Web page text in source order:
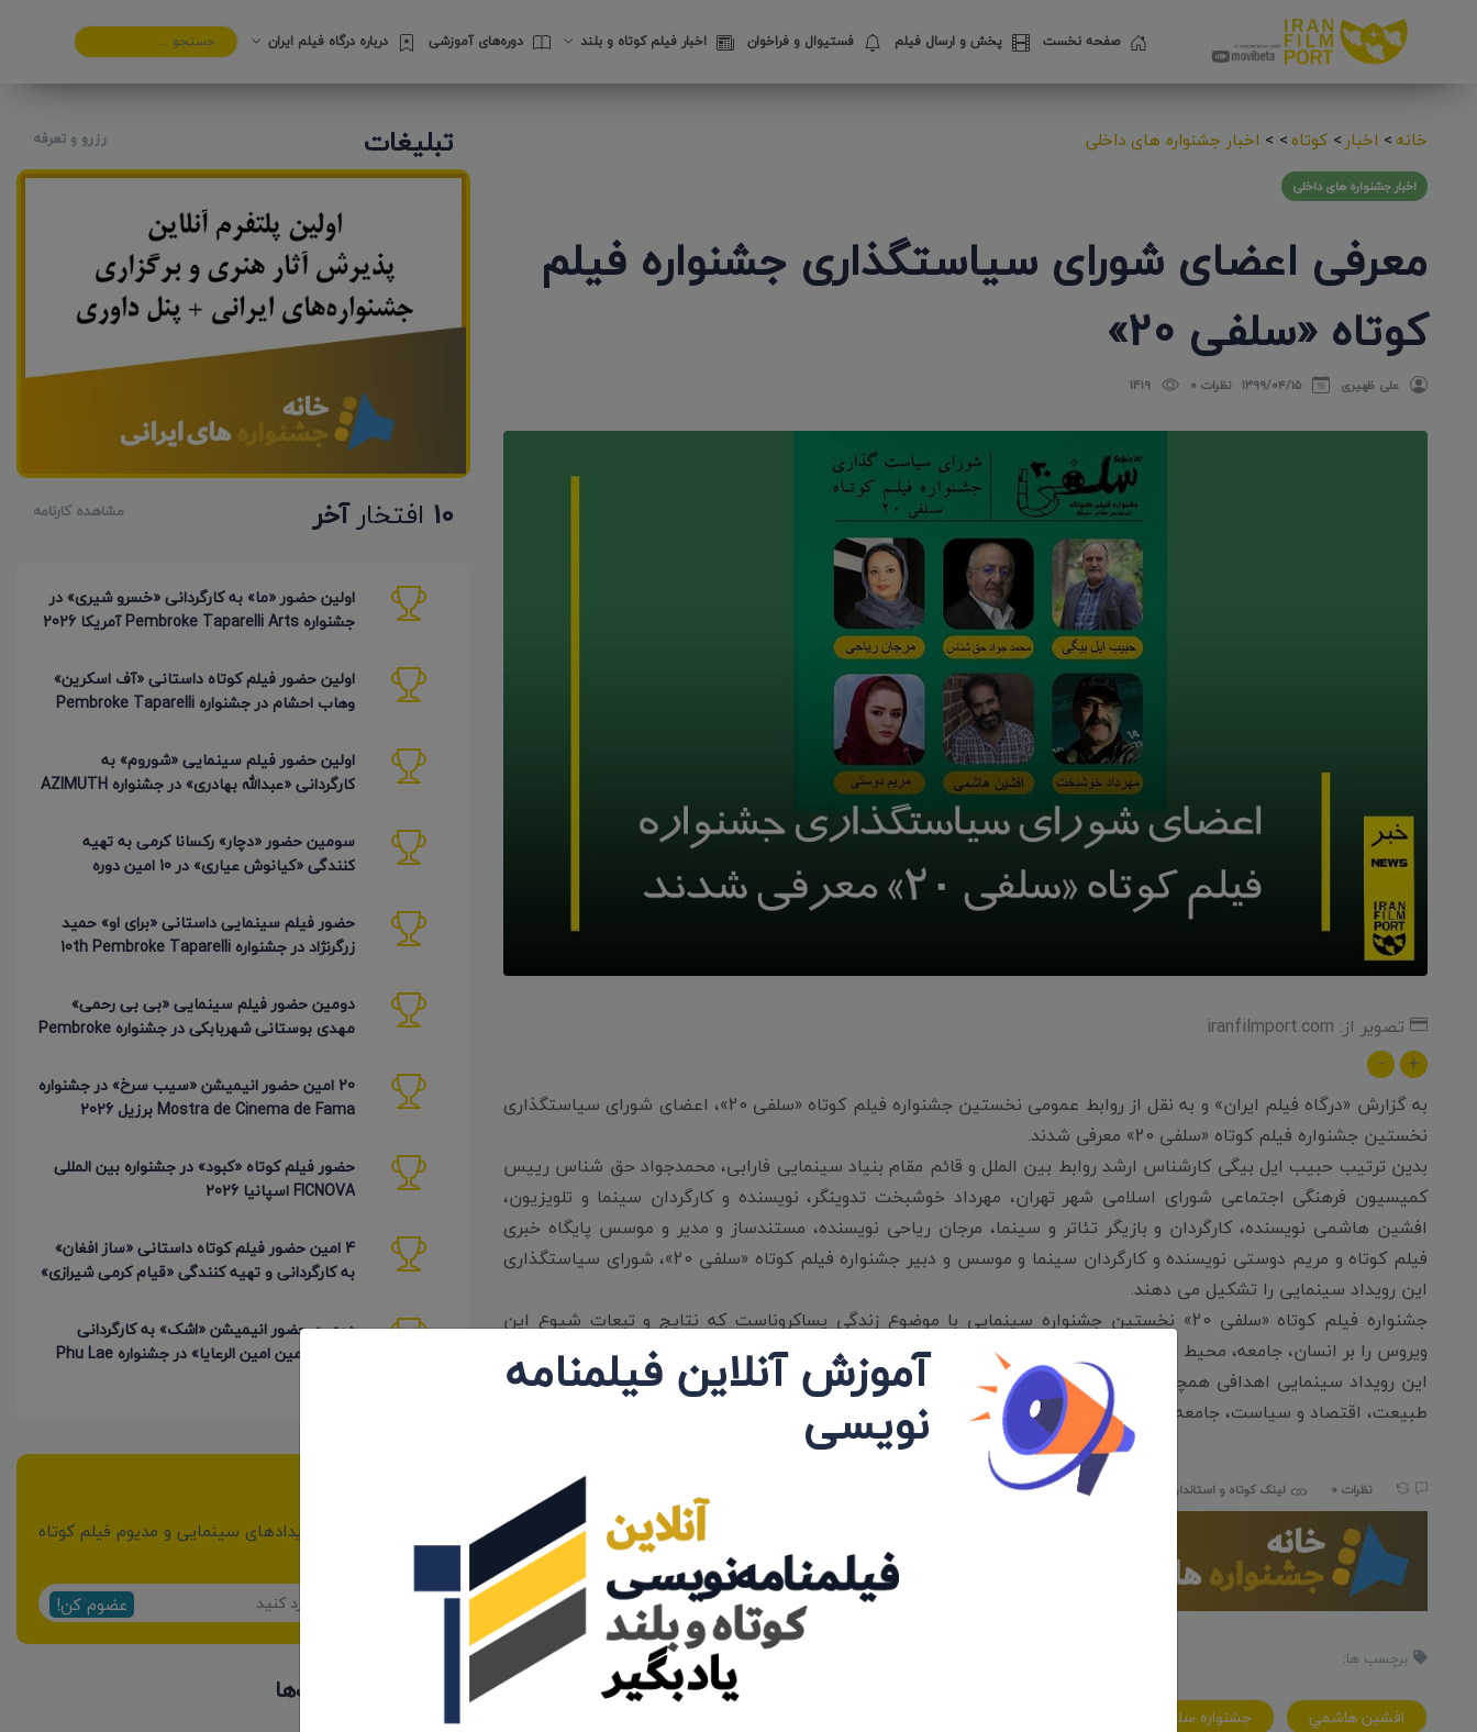
صفحه نخست پخش و ارسال فیلم فستیوال‌ و فراخوان اخبار فیلم کوتاه و بلند دوره‌های آموزشی درباره درگاه فیلم ایران
خانه> اخبار > کوتاه>
> اخبار جشنواره های داخلی
اخبار جشنواره های داخلی
معرفی اعضای شورای سیاستگذاری جشنواره فیلم
کوتاه «سلفی 20»
علی ظهیری ۱۳۹۹/۰۴/۱۵ نظرات 0 1419
تصویر از: iranfilmport.com
+
-
به گزارش «درگاه فیلم ایران» و به نقل از روابط عمومی نخستین جشنواره فیلم کوتاه «سلفی 20»، اعضای شورای سیاستگذاری
نخستین جشنواره فیلم کوتاه «سلفی 20» معرفی شدند.
بدین ترتیب حبیب ایل بیگی کارشناس ارشد روابط بین الملل و قائم مقام بنیاد سینمایی فارابی، محمدجواد حق شناس رییس
کمیسیون فرهنگی اجتماعی شورای اسلامی شهر تهران، مهرداد خوشبخت تدوینگر، نویسنده و کارگردان سینما و تلویزیون،
افشین هاشمی نویسنده، کارگردان و بازیگر تئاتر و سینما، مرجان ریاحی نویسنده، مستندساز و مدیر و موسس پایگاه خبری
فیلم کوتاه و مریم دوستی نویسنده و کارگردان سینما و موسس و دبیر جشنواره فیلم کوتاه «سلفی 20»، شورای سیاستگذاری
این رویداد سینمایی را تشکیل می دهند.
جشنواره فیلم کوتاه «سلفی 20» نخستین جشنواره سینمایی با موضوع زندگی پساکروناست که نتایج و تبعات شیوع این
ویروس را بر انسان، جامعه، محیط زیست، سیاست، اقتصاد و … بررسی می‌کند.
این رویداد سینمایی اهدافی همچون واقع‌نمایی و تاثیرات مثبت و منفی شیوع و اپیدمی ویروس کرونا بر شیوه زیست مردم،
طبیعت، اقتصاد و سیاست، جامعه، عدم خشونت و قهرمانان و شهدای سلامت را در قالب آثار سینمایی دنبال می‌کند.
نظرات 0 لینک کوتاه و استاندارد: iranfilmport.com/765
برچسب ها:
افشين هاشمي جشنواره سلفي 20
اشتراک:
تبلیغات رزرو و تعرفه
10 افتخارآخر مشاهده کارنامه
اولین حضور «ما» به کارگردانی «خسرو شیری» در
جشنواره Pembroke Taparelli Arts آمریکا 2026
اولین حضور فیلم کوتاه داستانی «آف اسکرین»
وهاب احشام در جشنواره Pembroke Taparelli
اولین حضور فیلم سینمایی «شوروم» به
کارگردانی «عبدالله بهادری» در جشنواره AZIMUTH
سومین حضور «دچار» رکسانا کرمی به تهیه
کنندگی «کیانوش عیاری» در 10 امین دوره
حضور فیلم سینمایی داستانی «برای او» حمید
زرگرنژاد در جشنواره 10th Pembroke Taparelli
دومین حضور فیلم سینمایی «بی بی رحمی»
مهدی بوستانی شهربابکی در جشنواره Pembroke
20 امین حضور انیمیشن «سیب سرخ» در جشنواره
Mostra de Cinema de Fama برزیل 2026
حضور فیلم کوتاه «کبود» در جشنواره بین المللی
FICNOVA اسپانیا 2026
4 امین حضور فیلم کوتاه داستانی «ساز افغان»
به کارگردانی و تهیه کنندگی «قیام کرمی شیرازی»
دومین حضور انیمیشن «اشک» به کارگردانی
«محمد امین امین الرعایا» در جشنواره Phu Lae
از مهمترین اخبار و رویدادهای سینمایی و مدیوم فیلم کوتاه
مطلع شوید:
عضوم کن!
پر بازدیدترین پست‌ها
آموزش آنلاین فیلمنامه
نویسی